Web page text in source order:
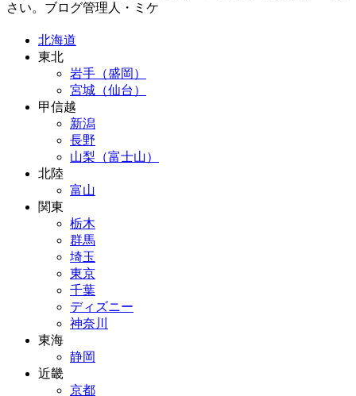
さい。ブログ管理人・ミケ
北海道
東北
岩手（盛岡）
宮城（仙台）
甲信越
新潟
長野
山梨（富士山）
北陸
富山
関東
栃木
群馬
埼玉
東京
千葉
ディズニー
神奈川
東海
静岡
近畿
京都